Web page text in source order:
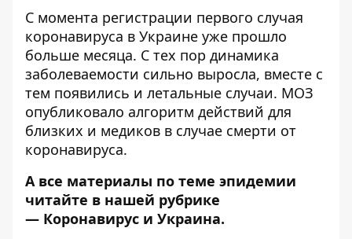
С момента регистрации первого случая
коронавируса в Украине уже прошло
больше месяца. С тех пор динамика
заболеваемости сильно выросла, вместе с
тем появились и летальные случаи. МОЗ
опубликовало алгоритм действий для
близких и медиков в случае смерти от
коронавируса.
А все материалы по теме эпидемии
читайте в нашей рубрике
— Коронавирус и Украина.